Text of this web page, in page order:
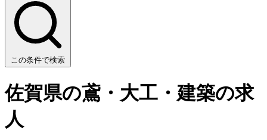
この条件で検索
佐賀県の鳶・大工・建築の求
人